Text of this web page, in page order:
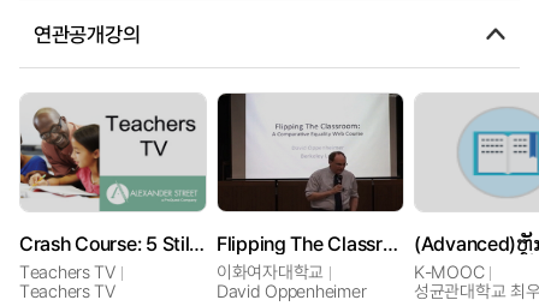
연관공개강의
Crash Course: 5 Still Pictures
Teachers TV
Teachers TV
Flipping The Classroom: A Comparative Equality Web Course
이화여자대학교
David Oppenheimer
K-MOOC
성균관대학교 최